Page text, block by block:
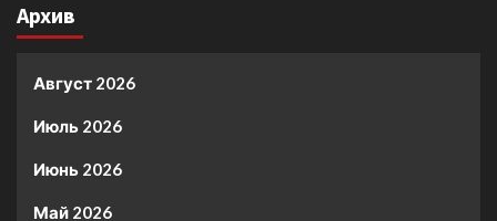
Архив
Август 2026
Июль 2026
Июнь 2026
Май 2026